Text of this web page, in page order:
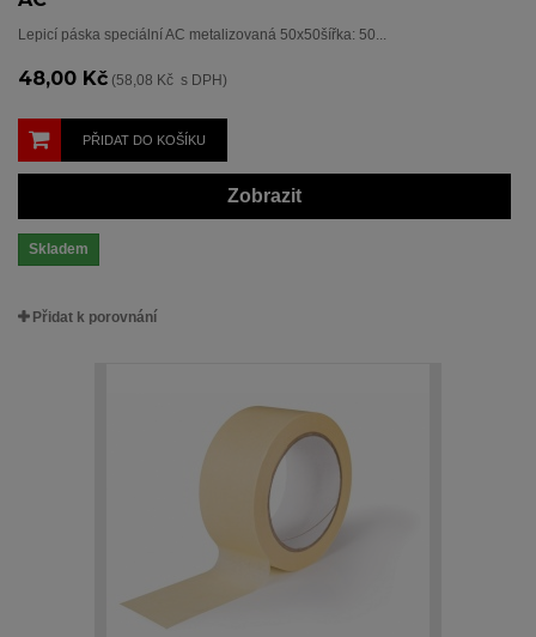
Lepicí páska speciální AC metalizovaná 50x50šířka: 50...
48,00 Kč (58,08 Kč s DPH)
PŘIDAT DO KOŠÍKU
Zobrazit
Skladem
Přidat k porovnání